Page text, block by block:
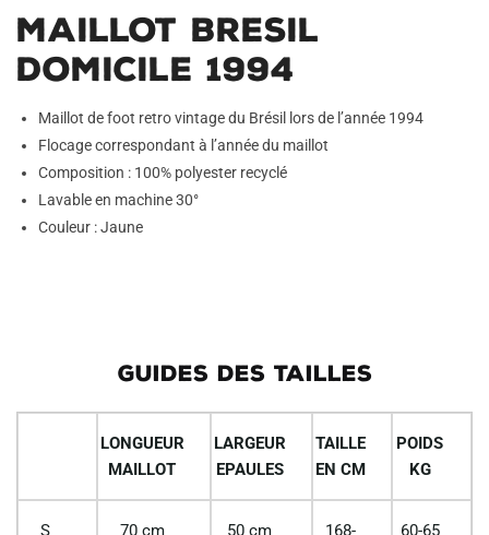
Maillot Bresil
Domicile 1994
Maillot de foot retro vintage du Brésil lors de l’année 1994
Flocage correspondant à l’année du maillot
Composition : 100% polyester recyclé
Lavable en machine 30°
Couleur : Jaune
GUIDES DES TAILLES
LONGUEUR
MAILLOT
LARGEUR
EPAULES
TAILLE
EN CM
POIDS
KG
S 70 cm 50 cm 168- 60-65